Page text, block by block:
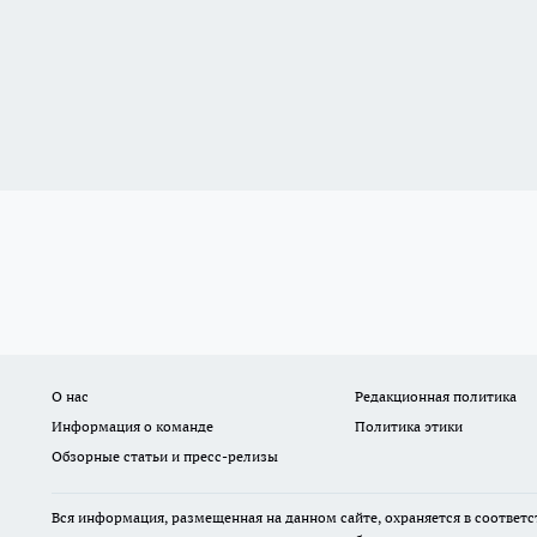
О нас Редакционная политика
Информация о команде
Политика этики
Обзорные статьи и пресс-релизы
Вся информация, размещенная на данном сайте, охраняется в